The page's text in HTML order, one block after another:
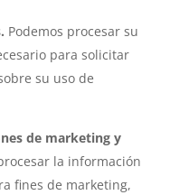
Podemos procesar su
para solicitar
su uso de
de marketing y
la información
fines de marketing,